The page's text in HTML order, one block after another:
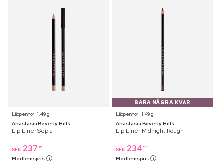
Läppennor ⋅ 1.49 g
Anastasia Beverly Hills
Lip Liner Sepia
SEK 237 95
Medlemspris
BARA NÅGRA KVAR
Läppennor ⋅ 1.49 g
Anastasia Beverly Hills
Lip Liner Midnight Rough
SEK 234 95
Medlemspris